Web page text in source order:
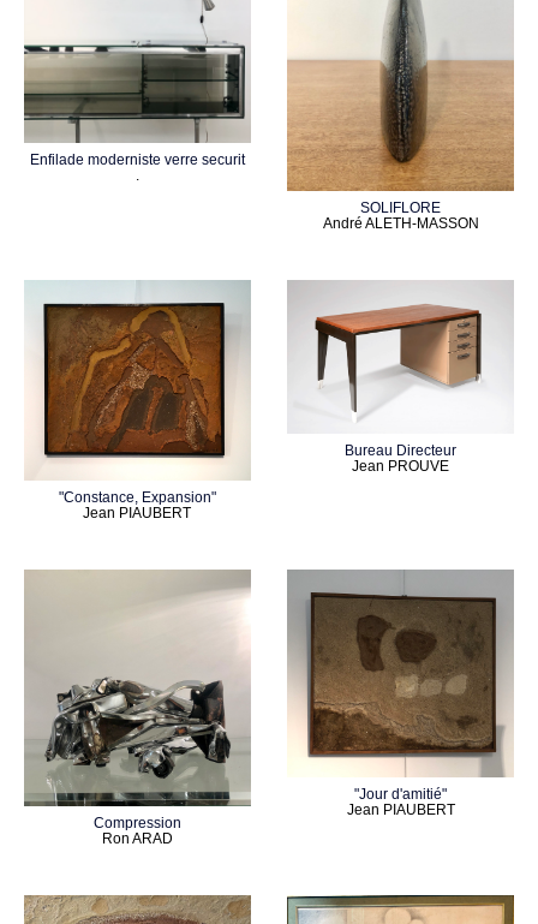
Enfilade moderniste verre securit
SOLIFLORE
André ALETH-MASSON
"Constance, Expansion"
Jean PIAUBERT
Bureau Directeur
Jean PROUVE
Compression
Ron ARAD
"Jour d'amitié"
Jean PIAUBERT